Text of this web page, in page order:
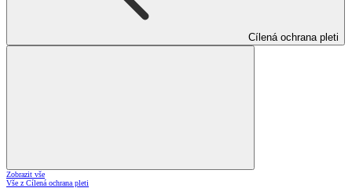
Cílená ochrana pleti
Zobrazit vše
Vše z Cílená ochrana pleti